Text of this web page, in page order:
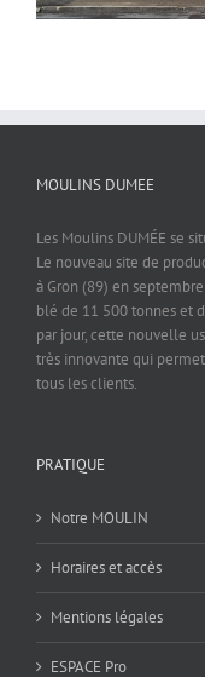
MOULINS DUMEE
Les Moulins DUMÉE se
Le nouveau site de
à Gron (89) en
blé de 11 500 tonnes et
par jour, cette nouvelle
très innovante qui
tous les clients.
PRATIQUE
Notre MOULIN
Horaires et accès
Mentions légales
ESPACE Pro